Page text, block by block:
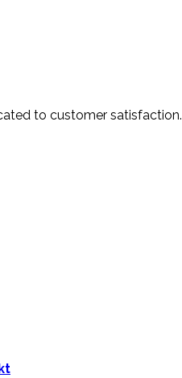
to customer satisfaction.